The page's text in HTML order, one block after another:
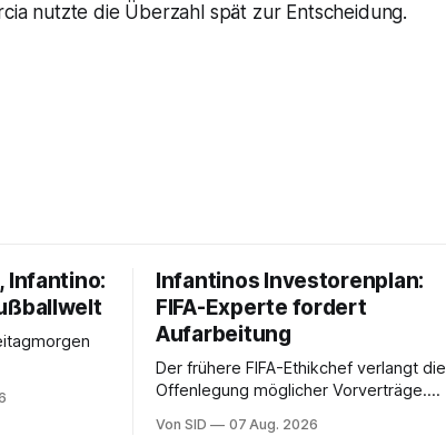
nutzte die Überzahl spät zur Entscheidung.
Infantino:
Infantinos Investorenplan:
FIFA-Experte fordert
Aufarbeitung
Der frühere FIFA-Ethikchef verlangt die
Offenlegung möglicher Vorverträge.
Infantinos Rolle entscheidend sein.
Von SID 07 Aug. 2026